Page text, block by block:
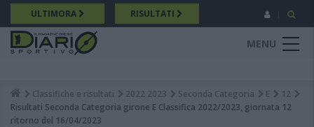
Salta
al
contenuto
principale
ULTIMORA RISULTATI
MENU
Breadcrumb
Classifiche e risultati 2022 2023 Seconda Categoria E
12
Risultati Seconda Categoria girone E Classifica 2022/2023, giornata 12
ritorno del 16/04/2023